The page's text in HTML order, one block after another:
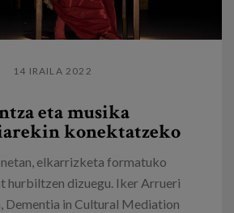
14 IRAILA 2022
eta musika
konektatzeko
elkarrizketa formatuko
hurbiltzen dizuegu. Iker Arrueri
Dementia in Cultural Mediation